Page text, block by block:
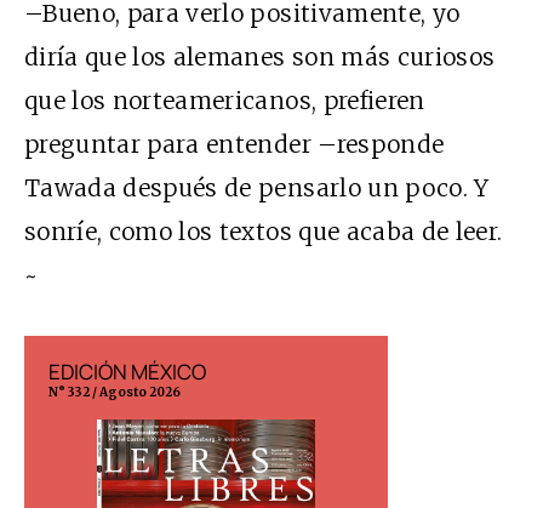
–Bueno, para verlo positivamente, yo
diría que los alemanes son más curiosos
que los norteamericanos, prefieren
preguntar para entender –responde
Tawada después de pensarlo un poco. Y
sonríe, como los textos que acaba de leer.
~
EDICIÓN MÉXICO
N° 332 / Agosto 2026